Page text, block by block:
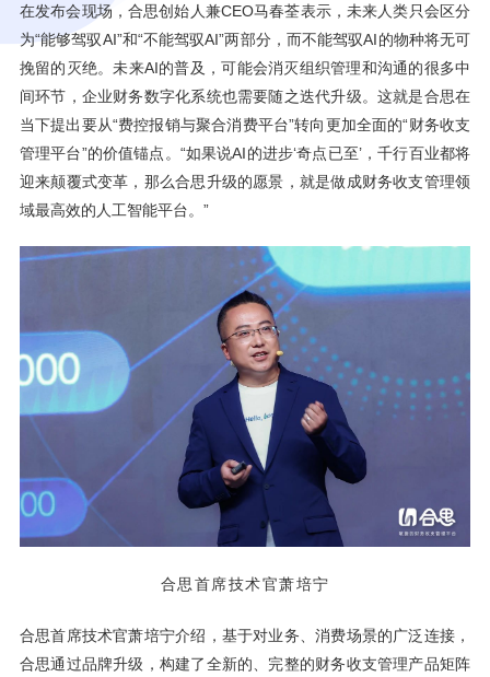
在发布会现场，合思创始人兼CEO马春荃表示，未来人类只会区分
为“能够驾驭AI”和“不能驾驭AI”两部分，而不能驾驭AI的物种将无可
挽留的灭绝。未来AI的普及，可能会消灭组织管理和沟通的很多中
间环节，企业财务数字化系统也需要随之迭代升级。这就是合思在
当下提出要从“费控报销与聚合消费平台”转向更加全面的“财务收支
管理平台”的价值锚点。“如果说AI的进步‘奇点已至’，千行百业都将
迎来颠覆式变革，那么合思升级的愿景，就是做成财务收支管理领
域最高效的人工智能平台。”
合思首席技术官萧培宁
合思首席技术官萧培宁介绍，基于对业务、消费场景的广泛连接，
合思通过品牌升级，构建了全新的、完整的财务收支管理产品矩阵